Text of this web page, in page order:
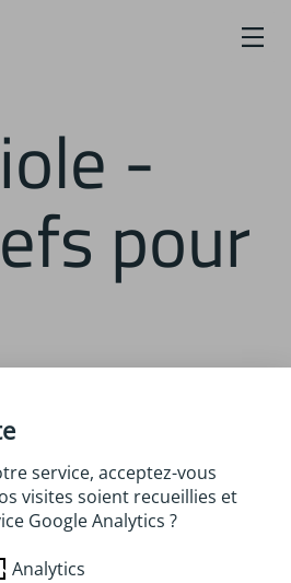
pour
Centre‑Val de Loir
service, acceptez-vous
visites soient recueillies et
Google Analytics ?
Analytics